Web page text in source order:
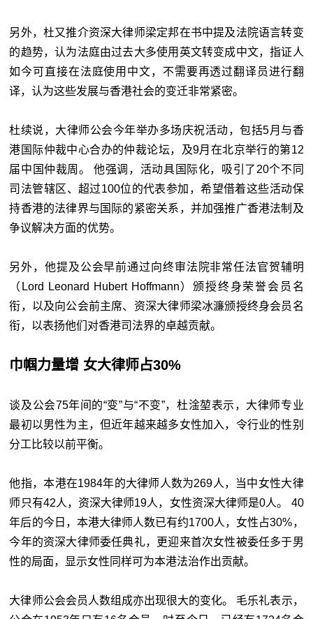
另外，杜又推介资深大律师梁定邦在书中提及法院语言转变
的趋势，认为法庭由过去大多使用英文转变成中文，指证人
如今可直接在法庭使用中文，不需要再透过翻译员进行翻
译，认为这些发展与香港社会的变迁非常紧密。
杜续说，大律师公会今年举办多场庆祝活动，包括5月与香
港国际仲裁中心合办的仲裁论坛，及9月在北京举行的第12
届中国仲裁周。 他强调，活动具国际化，吸引了20个不同
司法管辖区、超过100位的代表参加，希望借着这些活动保
持香港的法律界与国际的紧密关系，并加强推广香港法制及
争议解决方面的优势。
另外，他提及公会早前通过向终审法院非常任法官贺辅明
（Lord Leonard Hubert Hoffmann）颁授终身荣誉会员名
衔，以及向公会前主席、资深大律师梁冰濂颁授终身会员名
衔，以表扬他们对香港司法界的卓越贡献。
巾帼力量增 女大律师占30%
谈及公会75年间的“变”与“不变”，杜淦堃表示，大律师专业
最初以男性为主，但近年越来越多女性加入，令行业的性别
分工比较以前平衡。
他指，本港在1984年的大律师人数为269人，当中女性大律
师只有42人，资深大律师19人，女性资深大律师是0人。 40
年后的今日，本港大律师人数已有约1700人，女性占30%，
今年的资深大律师委任典礼，更迎来首次女性被委任多于男
性的局面，显示女性同样可为本港法治作出贡献。
大律师公会会员人数组成亦出现很大的变化。 毛乐礼表示，